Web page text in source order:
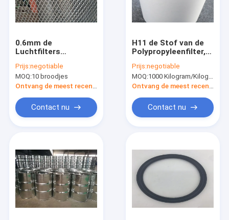
0.6mm de
Luchtfilters
Fabric van de
Plaatdikte 1M * 20
M/Roll
Prijs:negotiable
MOQ:10 broodjes
Contact nu
H11 de Stof van de
Polypropyleenfilter,
Huisdierenfilter voor
HEPA-Filter
Prijs:negotiable
MOQ:1000 Kilogram/Kilogram (Min. Orde)
Contact nu